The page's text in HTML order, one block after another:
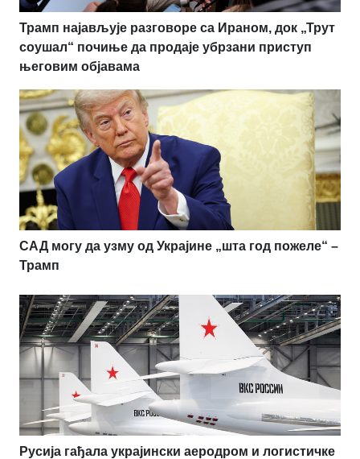
Трамп најављује разговоре са Ираном, док „Трут
соушал“ почиње да продаје убрзани приступ
његовим објавама
САД могу да узму од Украјине „шта год пожеле“ –
Трамп
Русија гађала украјински аеродром и логистичке